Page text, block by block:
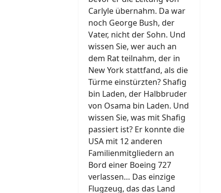
Carlyle übernahm. Da war
noch George Bush, der
Vater, nicht der Sohn. Und
wissen Sie, wer auch an
dem Rat teilnahm, der in
New York stattfand, als die
Türme einstürzten? Shafig
bin Laden, der Halbbruder
von Osama bin Laden. Und
wissen Sie, was mit Shafig
passiert ist? Er konnte die
USA mit 12 anderen
Familienmitgliedern an
Bord einer Boeing 727
verlassen… Das einzige
Flugzeug, das das Land